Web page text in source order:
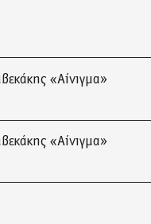
«Αίνιγμα»
«Αίνιγμα»